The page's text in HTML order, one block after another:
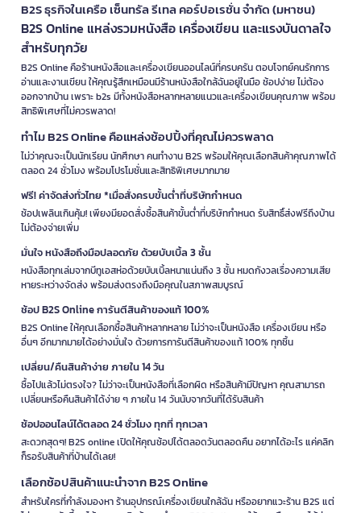
B2S ธุรกิจในเครือ เซ็นทรัล รีเทล คอร์ปอเรชั่น จำกัด (มหาชน)
B2S Online แหล่งรวมหนังสือ เครื่องเขียน และแรงบันดาลใจ
สำหรับทุกวัย
B2S Online คือร้านหนังสือและเครื่องเขียนออนไลน์ที่ครบครัน ตอบโจทย์คนรักการ
อ่านและงานเขียน ให้คุณรู้สึกเหมือนมีร้านหนังสือใกล้ฉันอยู่ในมือ ช้อปง่าย ไม่ต้อง
ออกจากบ้าน เพราะ b2s มีทั้งหนังสือหลากหลายแนวและเครื่องเขียนคุณภาพ พร้อม
สิทธิพิเศษที่ไม่ควรพลาด!
ทำไม B2S Online คือแหล่งช้อปปิ้งที่คุณไม่ควรพลาด
ไม่ว่าคุณจะเป็นนักเรียน นักศึกษา คนทำงาน B2S พร้อมให้คุณเลือกสินค้าคุณภาพได้
ตลอด 24 ชั่วโมง พร้อมโปรโมชั่นและสิทธิพิเศษมากมาย
ฟรี! ค่าจัดส่งทั่วไทย *เมื่อสั่งครบขั้นต่ำที่บริษัทกำหนด
ช้อปเพลินเกินคุ้ม! เพียงมียอดสั่งซื้อสินค้าขั้นต่ำที่บริษัทกำหนด รับสิทธิ์ส่งฟรีถึงบ้าน
ไม่ต้องจ่ายเพิ่ม
มั่นใจ หนังสือถึงมือปลอดภัย ด้วยบับเบิ้ล 3 ชั้น
หนังสือทุกเล่มจากบีทูเอสห่อด้วยบับเบิ้ลหนาแน่นถึง 3 ชั้น หมดกังวลเรื่องความเสีย
หายระหว่างจัดส่ง พร้อมส่งตรงถึงมือคุณในสภาพสมบูรณ์
ช้อป B2S Online การันตีสินค้าของแท้ 100%
B2S Online ให้คุณเลือกซื้อสินค้าหลากหลาย ไม่ว่าจะเป็นหนังสือ เครื่องเขียน หรือ
อื่นๆ อีกมากมายได้อย่างมั่นใจ ด้วยการการันตีสินค้าของแท้ 100% ทุกชิ้น
เปลี่ยน/คืนสินค้าง่าย ภายใน 14 วัน
ซื้อไปแล้วไม่ตรงใจ? ไม่ว่าจะเป็นหนังสือที่เลือกผิด หรือสินค้ามีปัญหา คุณสามารถ
เปลี่ยนหรือคืนสินค้าได้ง่าย ๆ ภายใน 14 วันนับจากวันที่ได้รับสินค้า
ช้อปออนไลน์ได้ตลอด 24 ชั่วโมง ทุกที่ ทุกเวลา
สะดวกสุดๆ! B2S online เปิดให้คุณช้อปได้ตลอดวันตลอดคืน อยากได้อะไร แค่คลิก
ก็รอรับสินค้าที่บ้านได้เลย!
เลือกช้อปสินค้าแนะนำจาก B2S Online
สำหรับใครที่กำลังมองหา ร้านอุปกรณ์เครื่องเขียนใกล้ฉัน หรืออยากแวะร้าน B2S แต่